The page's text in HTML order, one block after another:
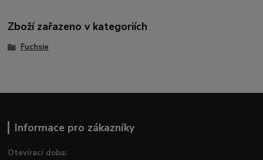
Zboží zařazeno v kategoriích
Fuchsie
Informace pro zákazníky
Otevírací doba: